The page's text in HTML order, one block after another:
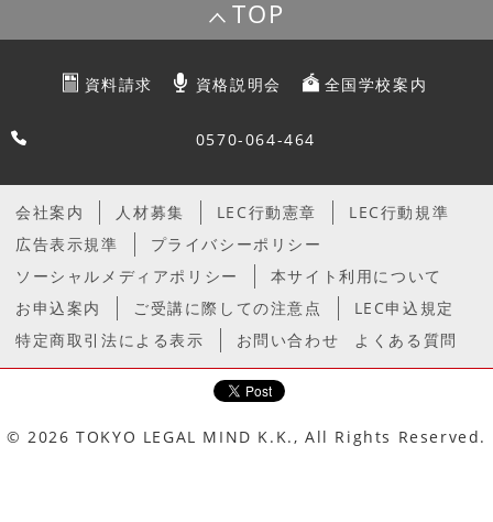
TOP
資料請求 資格説明会 全国学校案内
0570-064-464
会社案内 人材募集 LEC行動憲章
LEC行動規準
広告表示規準
プライバシーポリシー
ソーシャルメディアポリシー
本サイト利用について
お申込案内
ご受講に際しての注意点
LEC申込規定
特定商取引法による表示
お問い合わせ よくある質問
© 2026 TOKYO LEGAL MIND K.K., All Rights Reserved.